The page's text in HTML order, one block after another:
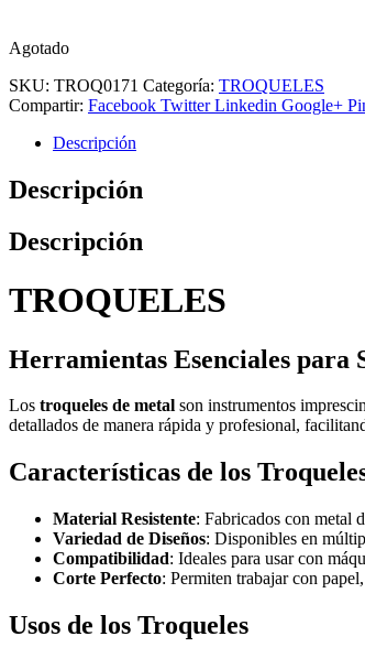
Agotado
SKU: TROQ0171 Categoría: TROQUELES
Compartir: Facebook Twitter Linkedin Google+
Descripción
Descripción
Descripción
TROQUELES
Herramientas Esenciales para
Los troqueles de metal son instrumentos
detallados de manera rápida y profesional,
Características de los
Material Resistente: Fabricados con metal
Variedad de Diseños: Disponibles en
Compatibilidad: Ideales para usar con
Corte Perfecto: Permiten trabajar con
Usos de los Troqueles